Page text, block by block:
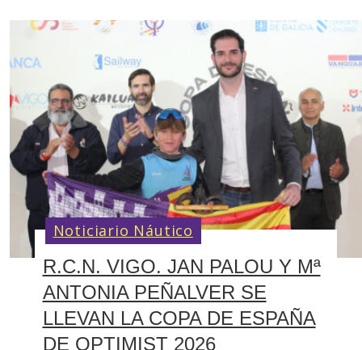
R.C.N. VIGO. JAN PALOU Y Mª
ANTONIA PEÑALVER SE
LLEVAN LA COPA DE ESPAÑA
DE OPTIMIST 2026
Noticiario Náutico